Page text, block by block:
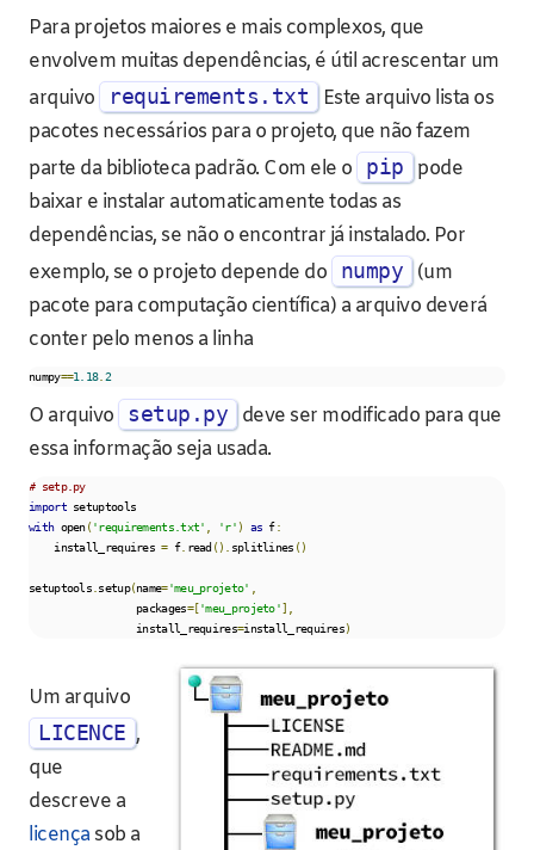
Para projetos maiores e mais complexos, que
envolvem muitas dependências, é útil acrescentar um
arquivo
requirements.txt
Este arquivo lista os
pacotes necessários para o projeto, que não fazem
parte da biblioteca padrão. Com ele o
pip
pode
baixar e instalar automaticamente todas as
dependências, se não o encontrar já instalado. Por
exemplo, se o projeto depende do
numpy
(um
pacote para computação científica) a arquivo deverá
conter pelo menos a linha
numpy==1.18. 2
O arquivo setup.py
deve ser modificado para que
essa informação seja usada.
# setp.py
import
with open('requirements.txt' 'r' ) as f:
    install_requires
= f. read (). splitlines ()
setuptools setup(name='meu_projeto'
                 packages
=['meu_projeto'],
                 install_requires
=install_requires)
Um arquivo
LICENCE ,
que
descreve a
licençasob a